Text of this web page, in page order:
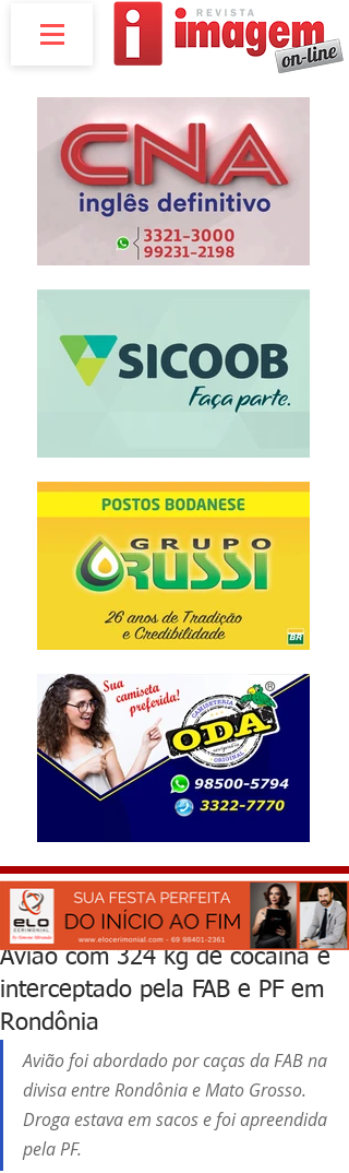
Avião com 324 kg de cocaína é
interceptado pela FAB e PF em
Rondônia
Avião foi abordado por caças da FAB na
divisa entre Rondônia e Mato Grosso.
Droga estava em sacos e foi apreendida
pela PF.